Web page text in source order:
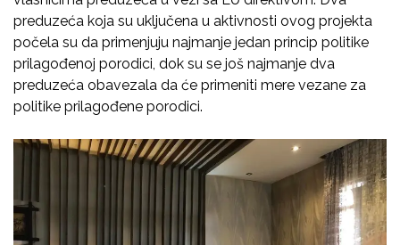
preduzeća koja su uključena u aktivnosti ovog projekta
počela su da primenjuju najmanje jedan princip politike
prilagođenoj porodici, dok su se još najmanje dva
preduzeća obavezala da će primeniti mere vezane za
politike prilagođene porodici.